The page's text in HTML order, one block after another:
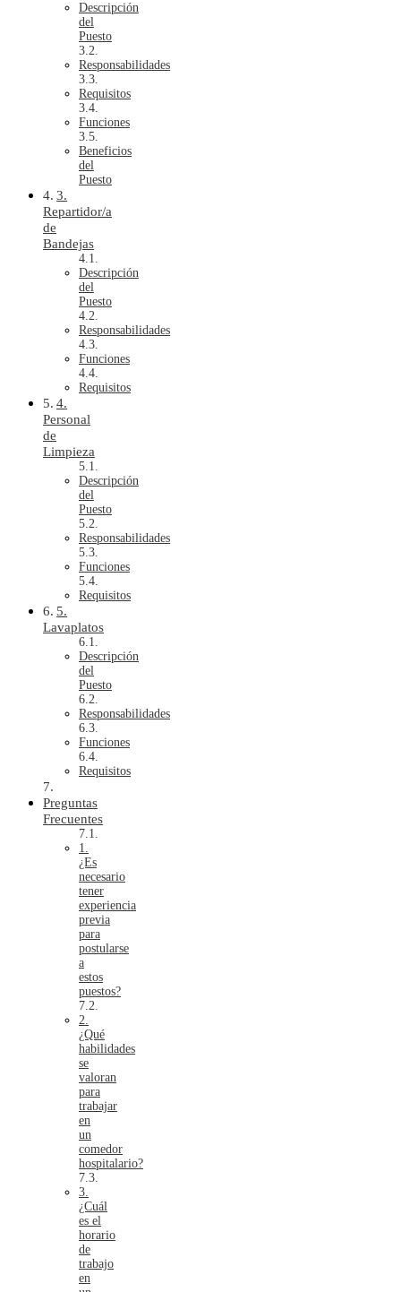
Descripción
del
Puesto
Responsabilidades
Requisitos
Funciones
Beneficios
del
Puesto
3.
Repartidor/a
de
Bandejas
Descripción
del
Puesto
Responsabilidades
Funciones
Requisitos
4.
Personal
de
Limpieza
Descripción
del
Puesto
Responsabilidades
Funciones
Requisitos
5.
Lavaplatos
Descripción
del
Puesto
Responsabilidades
Funciones
Requisitos
Preguntas
Frecuentes
1.
¿Es
necesario
tener
experiencia
previa
para
postularse
a
estos
puestos?
2.
¿Qué
habilidades
se
valoran
para
trabajar
en
un
comedor
hospitalario?
3.
¿Cuál
es el
horario
de
trabajo
en